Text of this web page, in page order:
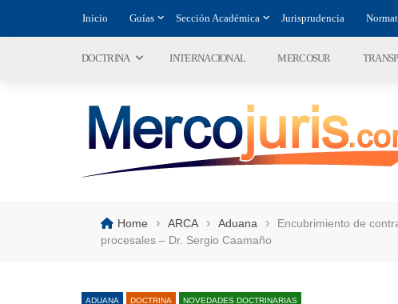
Inicio Guías Sección Académica Jurisprudencia
DOCTRINA INTERNACIONAL MERCOSUR
Home › ARCA › Aduana ›
Encubrimiento de
procesales – Dr. Sergio Caamaño
ADUANA DOCTRINA NOVEDADES DOCTRINARIAS